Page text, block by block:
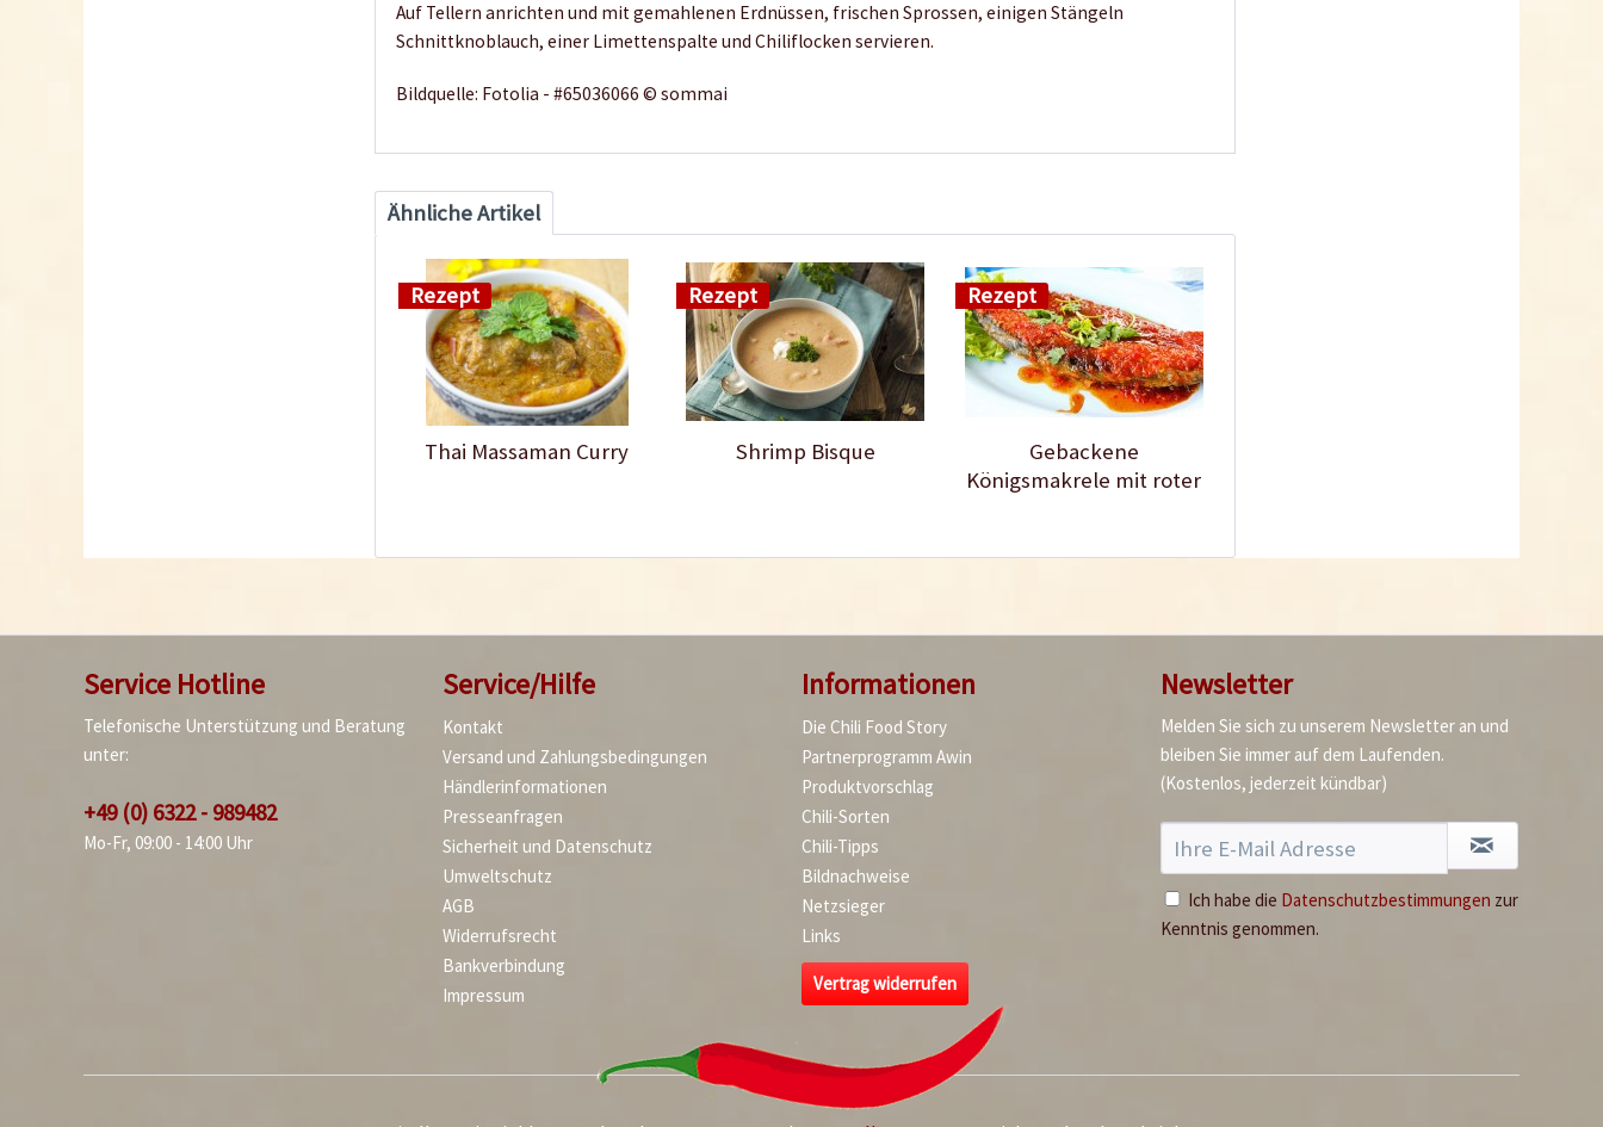
Auf Tellern anrichten und mit gemahlenen Erdnüssen, frischen Sprossen, einigen Stängeln
Schnittknoblauch, einer Limettenspalte und Chiliflocken servieren.
Bildquelle: Fotolia - #65036066 © sommai
Ähnliche Artikel
Rezept
Thai Massaman Curry
Rezept
Shrimp Bisque
Rezept
Gebackene
Königsmakrele mit roter
Jetzt bestellen
Service Hotline
Telefonische Unterstützung und Beratung
unter:
+49 (0) 6322 - 989482
Mo-Fr, 09:00 - 14:00 Uhr
Service/Hilfe
Kontakt
Versand und Zahlungsbedingungen
Händlerinformationen
Presseanfragen
Sicherheit und Datenschutz
Umweltschutz
AGB
Widerrufsrecht
Bankverbindung
Impressum
Informationen
Die Chili Food Story
Partnerprogramm Awin
Produktvorschlag
Chili-Sorten
Chili-Tipps
Bildnachweise
Netzsieger
Links
Vertrag widerrufen
Newsletter
Melden Sie sich zu unserem Newsletter an und
bleiben Sie immer auf dem Laufenden.
(Kostenlos, jederzeit kündbar)
Ich habe die Datenschutzbestimmungen zur
Kenntnis genommen.